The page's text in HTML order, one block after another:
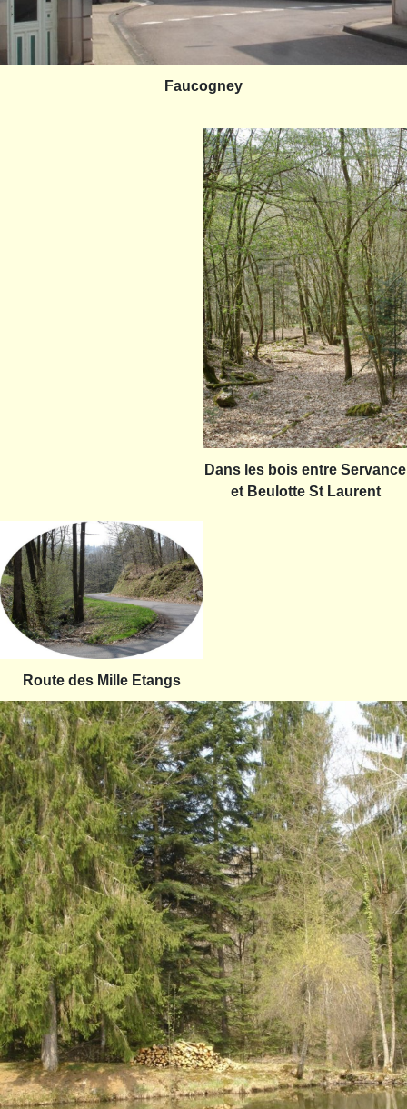
Faucogney
Dans les bois entre Servance
et Beulotte St Laurent
Route des Mille Etangs